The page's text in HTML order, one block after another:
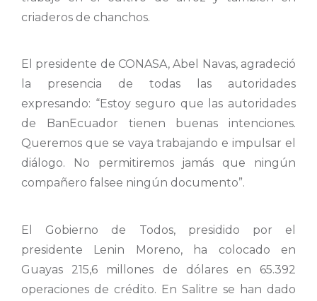
criaderos de chanchos.
El presidente de CONASA, Abel Navas, agradeció
la presencia de todas las autoridades
expresando: “Estoy seguro que las autoridades
de BanEcuador tienen buenas intenciones.
Queremos que se vaya trabajando e impulsar el
diálogo. No permitiremos jamás que ningún
compañero falsee ningún documento”.
El Gobierno de Todos, presidido por el
presidente Lenin Moreno, ha colocado en
Guayas 215,6 millones de dólares en 65.392
operaciones de crédito. En Salitre se han dado